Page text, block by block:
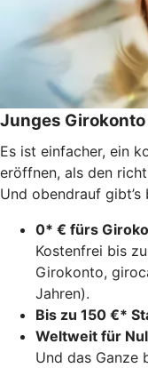
Junges Girokonto
Es ist einfacher, ein
eröffnen, als den
Und obendrauf
0* € fürs
Kostenfrei bis
Girokonto,
Jahren).
Bis zu 150 €*
Weltweit für
Und das Ganze